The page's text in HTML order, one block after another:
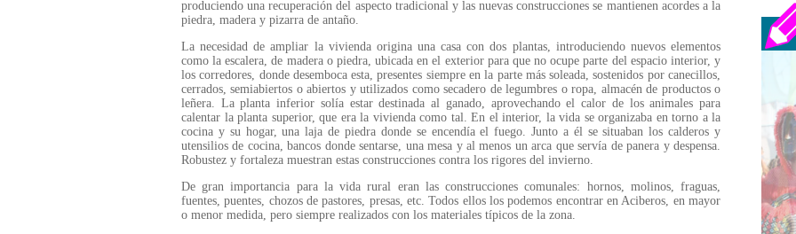
produciendo una recuperación del aspecto tradicional y las nuevas construcciones se mantienen acordes a la
piedra, madera y pizarra de antaño.
La necesidad de ampliar la vivienda origina una casa con dos plantas, introduciendo nuevos elementos
como la escalera, de madera o piedra, ubicada en el exterior para que no ocupe parte del espacio interior, y
los corredores, donde desemboca esta, presentes siempre en la parte más soleada, sostenidos por canecillos,
cerrados, semiabiertos o abiertos y utilizados como secadero de legumbres o ropa, almacén de productos o
leñera. La planta inferior solía estar destinada al ganado, aprovechando el calor de los animales para
calentar la planta superior, que era la vivienda como tal. En el interior, la vida se organizaba en torno a la
cocina y su hogar, una laja de piedra donde se encendía el fuego. Junto a él se situaban los calderos y
utensilios de cocina, bancos donde sentarse, una mesa y al menos un arca que servía de panera y despensa.
Robustez y fortaleza muestran estas construcciones contra los rigores del invierno.
De gran importancia para la vida rural eran las construcciones comunales: hornos, molinos, fraguas,
fuentes, puentes, chozos de pastores, presas, etc. Todos ellos los podemos encontrar en Aciberos, en mayor
o menor medida, pero siempre realizados con los materiales típicos de la zona.